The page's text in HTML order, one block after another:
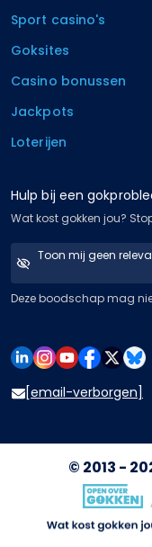
Sport casino's
Goksites
Casino bonussen
Jackpots
Loterijen
Hulp bij een
Wat kost gokken jou?
Toon mij geen
Deze boodschap mag
[email-verborgen]
© 2013 -